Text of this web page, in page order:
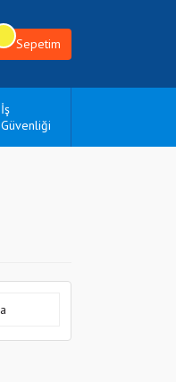
Sepetim
İş
Güvenliği